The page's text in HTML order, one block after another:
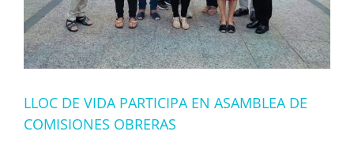
LLOC DE VIDA PARTICIPA EN ASAMBLEA DE
COMISIONES OBRERAS